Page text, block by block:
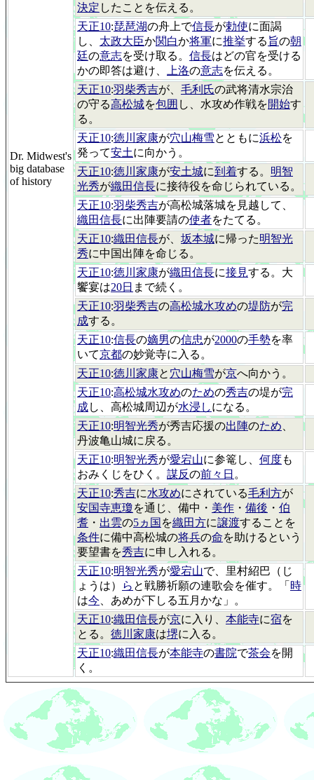
Dr. Midwest's
big database
of history
決定 したことを伝える。
天正10:琵琶湖の舟上で信長が勅使に面謁
し、 太政大臣か関白か将軍に推挙する 旨の朝
廷の意志を受け取る。 信長はどの官を受ける
かの即答は避け、
上洛の意志を伝える。
天正10:羽柴秀吉が、 毛利氏の武将清水宗治
の守る高松城を包囲 し、水攻め作戦を開始す
る。
天正10:徳川家康が穴山梅雪とともに浜松を
発って安土に向かう。
天正10:徳川家康が安土城に到着する。 明智
光秀が織田信長に接待役を命じられている。
天正10:羽柴秀吉が高松城落城を見越して、
織田信長に出陣要請の使者をたてる。
天正10:織田信長が、 坂本城に帰った明智光
秀に中国出陣を命じる。
天正10:徳川家康が織田信長に接見する。大
饗宴は20日 まで続く。
天正10:羽柴秀吉の高松城水攻めの堤防が完
成する。
天正10:信長の嫡男の信忠が2000の手勢を率
いて京都の妙覚寺に入る。
天正10:徳川家康と 穴山梅雪が京へ向かう。
天正10:高松城水攻めのための秀吉の堤が完
成し、高松城周辺が水浸しになる。
天正10:明智光秀が秀吉応援の出陣のため
丹波亀山城に戻る。
天正10:明智光秀が愛宕山に参篭し、 何度も
おみくじをひく。 謀反の前々日 。
天正10:秀吉に水攻めにされている毛利方が
安国寺恵瓊を通じ、備中・ 美作 ・ 備後 ・ 伯
耆 ・ 出雲の5ヵ国 を織田方に譲渡することを
条件に備中高松城の将兵の命を助けるという
要望書を秀吉に申し入れる。
天正10:明智光秀が愛宕山で、里村紹巴（じ
ょうは）
ら と戦勝祈願の連歌会を催す。「 時
は今 、あめが下しる五月かな」。
天正10:織田信長が京に入り、 本能寺に宿を
とる。 徳川家康は堺に入る。
天正10:織田信長が本能寺の書院で茶会を開
く。